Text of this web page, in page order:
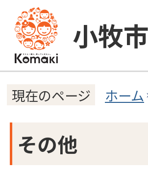
小牧市
現在のページ ホーム
その他